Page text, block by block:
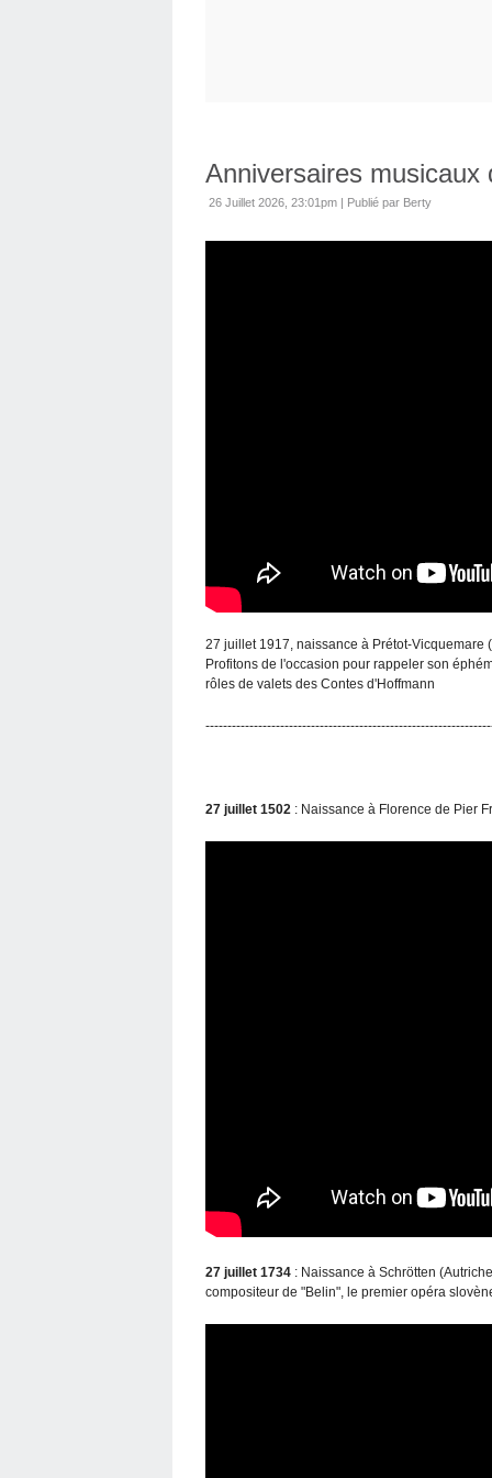
Anniversaires musicaux
26 Juillet 2026, 23:01pm | Publié par Berty
27 juillet 1917, naissance à Prétot-
Profitons de l'occasion pour rappeler son
rôles de valets des Contes d'Hoffmann
27 juillet 1502 : Naissance à Florence de Pier
27 juillet 1734 : Naissance à Schrötten
compositeur de "Belin", le premier opéra